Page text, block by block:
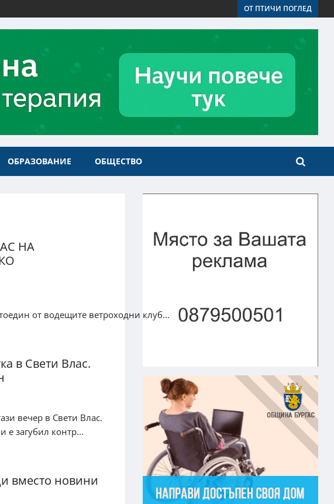
ОТ ПТИЧИ ПОГЛЕД
ОБРАЗОВАНИЕ ОБЩЕСТВО
НА
от водещите ветроходни клуб...
в Свети Влас.
вечер в Свети Влас.
загубил контр...
вместо новини